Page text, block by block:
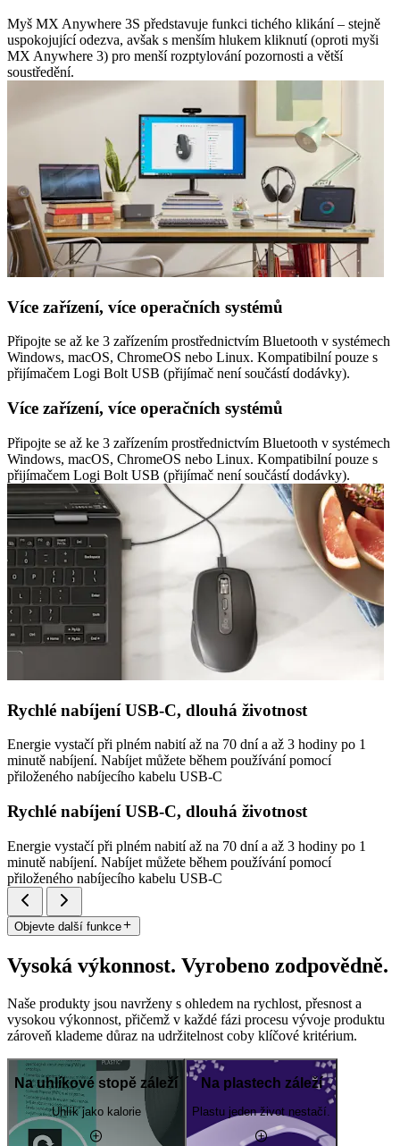
Myš MX Anywhere 3S představuje funkci tichého klikání – stejně
uspokojující odezva, avšak s menším hlukem kliknutí (oproti myši
MX Anywhere 3) pro menší rozptylování pozornosti a větší
soustředění.
Více zařízení, více operačních systémů
Připojte se až ke 3 zařízením prostřednictvím Bluetooth v systémech
Windows, macOS, ChromeOS nebo Linux. Kompatibilní pouze s
přijímačem Logi Bolt USB (přijímač není součástí dodávky).
Více zařízení, více operačních systémů
Připojte se až ke 3 zařízením prostřednictvím Bluetooth v systémech
Windows, macOS, ChromeOS nebo Linux. Kompatibilní pouze s
přijímačem Logi Bolt USB (přijímač není součástí dodávky).
Rychlé nabíjení USB-C, dlouhá životnost
Energie vystačí při plném nabití až na 70 dní a až 3 hodiny po 1
minutě nabíjení. Nabíjet můžete během používání pomocí
přiloženého nabíjecího kabelu USB-C
Rychlé nabíjení USB-C, dlouhá životnost
Energie vystačí při plném nabití až na 70 dní a až 3 hodiny po 1
minutě nabíjení. Nabíjet můžete během používání pomocí
přiloženého nabíjecího kabelu USB-C
Objevte další funkce
Vysoká výkonnost. Vyrobeno zodpovědně.
Naše produkty jsou navrženy s ohledem na rychlost, přesnost a
vysokou výkonnost, přičemž v každé fázi procesu vývoje produktu
zároveň klademe důraz na udržitelnost coby klíčové kritérium.
Na uhlíkové stopě záleží
Uhlík jako kalorie
Na plastech záleží
Plastu jeden život nestačí.